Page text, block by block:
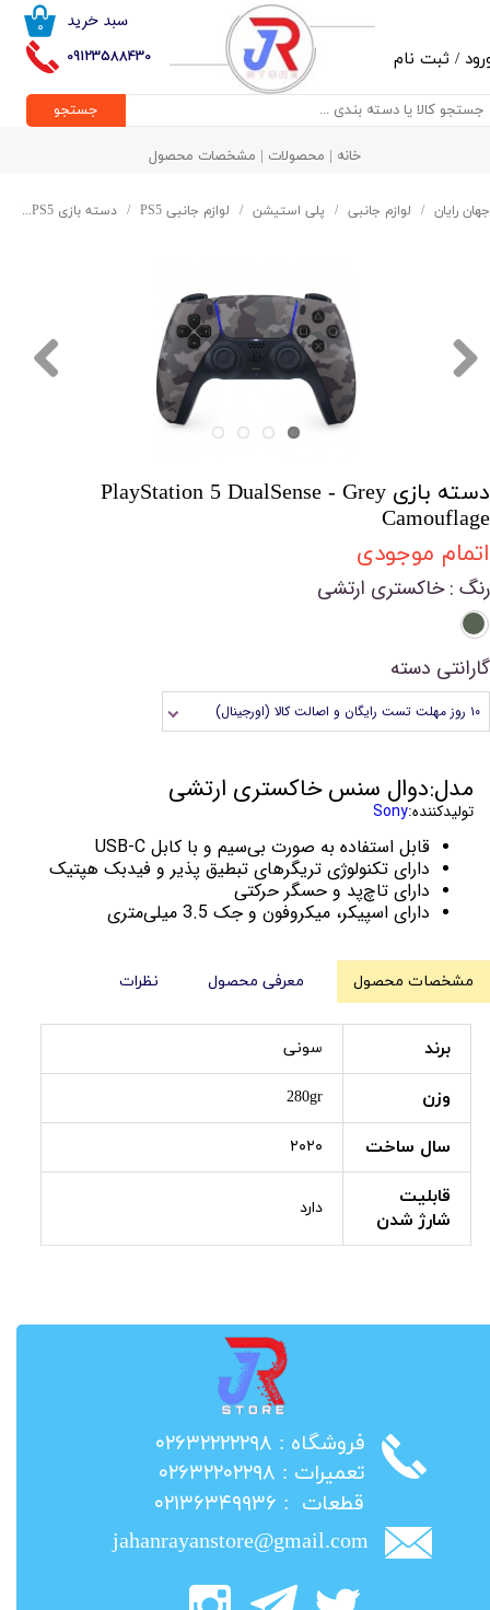
09123588430
۰ سبد خرید
/ ثبت نام
حساب کاربری من
تغییر گذر واژه
جستجو
خانه | محصولات | مشخصات محصول
جهان رایان لوازم جانبی پلی استیشن لوازم جانبی PS5 دسته بازی PS5
دسته بازی PlayStation 5 DualSense - Grey
Camouflage
اتمام موجودی
رنگ : خاکستری ارتشی
گارانتی دسته
۱۰ روز مهلت تست رایگان و اصالت کالا (اورجینال)
مدل:دوال سنس خاکستری ارتشی
تولیدکننده:Sony
قابل استفاده به صورت بی‌سیم و با کابل USB-C
دارای تکنولوژی تریگرهای تبطیق پذیر و فیدبک هپتیک
دارای تاچ‌پد و حسگر حرکتی
دارای اسپیکر، میکروفون و جک 3.5 میلی‌متری
مشخصات محصول معرفی محصول نظرات
برند سونی
وزن 280gr
سال ساخت ۲۰۲۰
قابلیت
شارژ شدن
دارد
​فروشگاه : ۰۲۶۳۲۲۲۲۲۹۸
​تعمیرات : ۰۲۶۳۲۲۰۲۲۹۸
​قطعات : ۰۲۱۳۶۳۴۹۹۳۶
jahanrayanstore@gmail.com